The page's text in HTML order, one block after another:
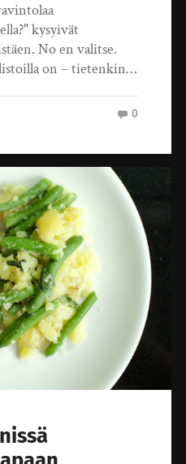
kysyivät
No en valitse.
on – tietenkin…
0